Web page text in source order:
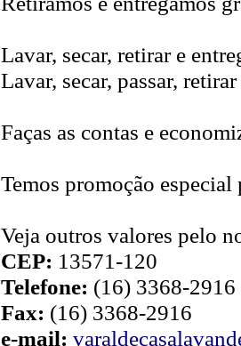
Lavar, secar, retirar e
Lavar, secar, passar,
Faças as contas e
Temos promoção especial
Veja outros valores pelo
CEP: 13571-120
Telefone: (16) 3368-
Fax: (16) 3368-2916
e-mail: